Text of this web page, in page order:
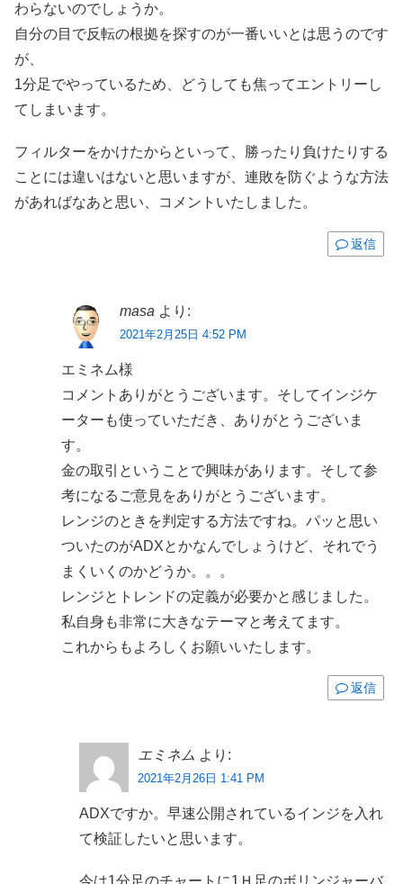
わらないのでしょうか。
自分の目で反転の根拠を探すのが一番いいとは思うのです
が、
1分足でやっているため、どうしても焦ってエントリーし
てしまいます。
フィルターをかけたからといって、勝ったり負けたりする
ことには違いはないと思いますが、連敗を防ぐような方法
があればなあと思い、コメントいたしました。
返信
masa より:
2021年2月25日 4:52 PM
エミネム様
コメントありがとうございます。そしてインジケ
ーターも使っていただき、ありがとうございま
す。
金の取引ということで興味があります。そして参
考になるご意見をありがとうございます。
レンジのときを判定する方法ですね。パッと思い
ついたのがADXとかなんでしょうけど、それでう
まくいくのかどうか。。。
レンジとトレンドの定義が必要かと感じました。
私自身も非常に大きなテーマと考えてます。
これからもよろしくお願いいたします。
返信
エミネム より:
2021年2月26日 1:41 PM
ADXですか。早速公開されているインジを入れ
て検証したいと思います。
今は1分足のチャートに1Ｈ足のボリンジャーバ